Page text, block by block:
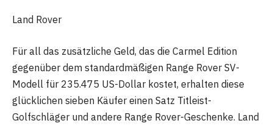
Land Rover
Für all das zusätzliche Geld, das die Carmel Edition
gegenüber dem standardmäßigen Range Rover SV-
Modell für 235.475 US-Dollar kostet, erhalten diese
glücklichen sieben Käufer einen Satz Titleist-
Golfschläger und andere Range Rover-Geschenke. Land